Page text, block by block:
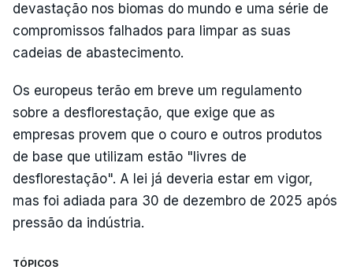
devastação nos biomas do mundo e uma série de
compromissos falhados para limpar as suas
cadeias de abastecimento.
Os europeus terão em breve um regulamento
sobre a desflorestação, que exige que as
empresas provem que o couro e outros produtos
de base que utilizam estão "livres de
desflorestação". A lei já deveria estar em vigor,
mas foi adiada para 30 de dezembro de 2025 após
pressão da indústria.
TÓPICOS